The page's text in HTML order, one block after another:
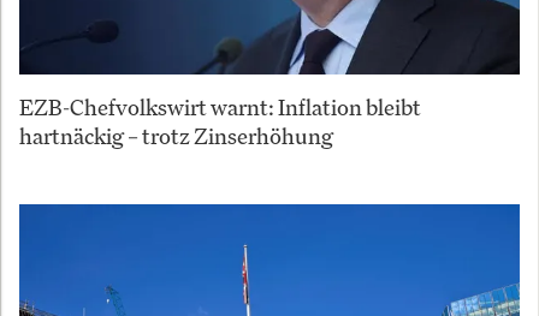
EZB-Chefvolkswirt warnt: Inflation bleibt
hartnäckig – trotz Zinserhöhung